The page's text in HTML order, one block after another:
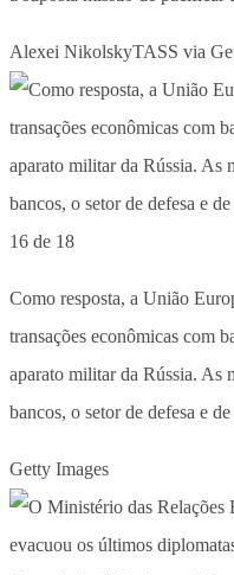
Alexei NikolskyTASS via
16 de 18
Como resposta, a União
transações econômicas com
aparato militar da Rússia. As
bancos, o setor de defesa e
Getty Images